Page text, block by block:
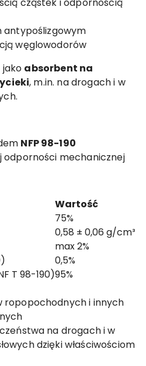
antypoślizgowym
węglowodorów
absorbent na
, m.in. na drogach i w
NFP 98-190
odporności mechanicznej
Wartość
75%
0,58 ± 0,06 g/cm³
max 2%
0,5%
T 98-190)95%
ropopochodnych i innych
na drogach i w
dzięki właściwościom